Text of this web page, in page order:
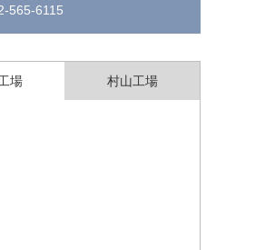
565-6115
場 村山工場